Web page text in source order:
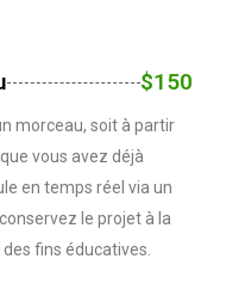
$150
morceau, soit à partir
vous avez déjà
en temps réel via un
le projet à la
fins éducatives.